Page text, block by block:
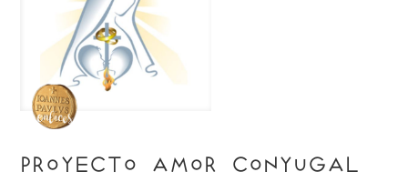
Proyecto Amor Conyugal